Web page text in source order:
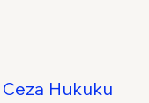
Ceza Hukuku